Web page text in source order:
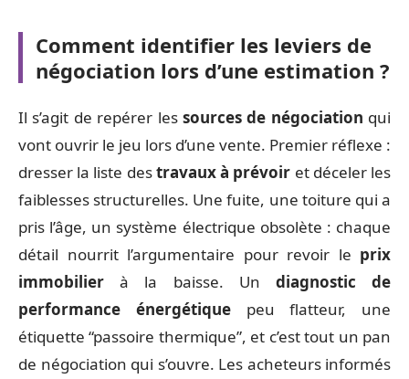
Comment identifier les leviers de
négociation lors d’une estimation ?
Il s’agit de repérer les sources de négociation qui
vont ouvrir le jeu lors d’une vente. Premier réflexe :
dresser la liste destravaux à prévoir et déceler les
faiblesses structurelles. Une fuite, une toiture qui a
pris l’âge, un système électrique obsolète : chaque
détail nourrit l’argumentaire pour revoir le prix
immobilier à la baisse. Un diagnostic de
performance énergétiquepeu flatteur, une
étiquette “passoire thermique”, et c’est tout un pan
de négociation qui s’ouvre. Les acheteurs informés